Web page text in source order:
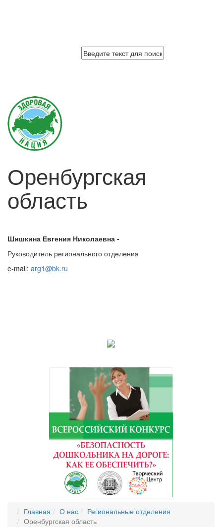
Оренбургская
область
Шишкина Евгения Николаевна -
Руководитель регионального отделения
e-mail: arg1@bk.ru
Главная О нас
Региональные отделения
Оренбургская область